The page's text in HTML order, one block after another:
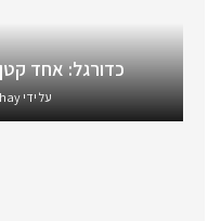
כדורגל: אחד
על ידי